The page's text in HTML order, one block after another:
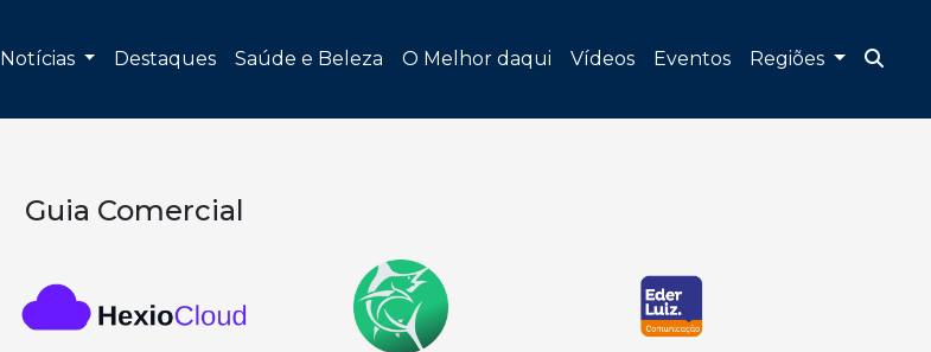
Notícias Destaques Saúde e Beleza O Melhor daqui Vídeos Eventos Regiões
Guia Comercial